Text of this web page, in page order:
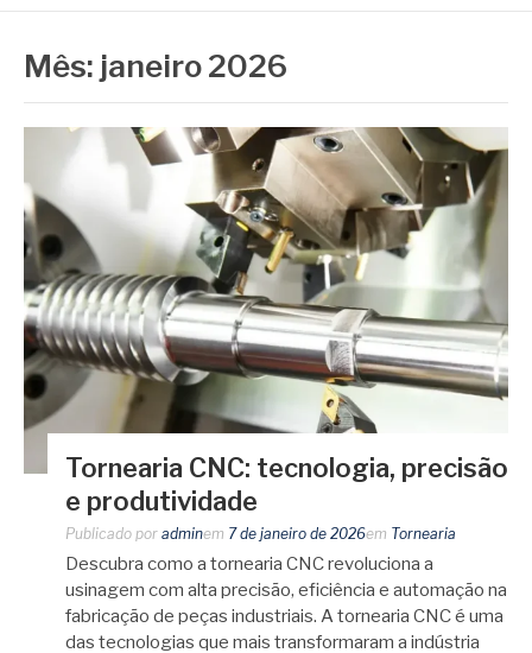
Mês: janeiro 2026
Tornearia CNC: tecnologia, precisão
e produtividade
Publicado por adminem 7 de janeiro de 2026em Tornearia
Descubra como a tornearia CNC revoluciona a
usinagem com alta precisão, eficiência e automação na
fabricação de peças industriais. A tornearia CNC é uma
das tecnologias que mais transformaram a indústria